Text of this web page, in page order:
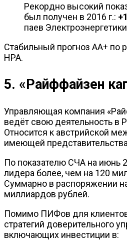
Рекордно высокий
был получен в 2016 г.:
паев
Стабильный прогноз АА+ по
НРА.
5. «Райффайзен
Управляющая компания
ведёт свою деятельность в
Относится к австрийской
имеющей
По показателю СЧА на июнь
лидера более, чем на 120
Суммарно в распоряжении
миллиардов рублей.
Помимо ПИФов для
стратегий доверительного
включающих инвестиции в: